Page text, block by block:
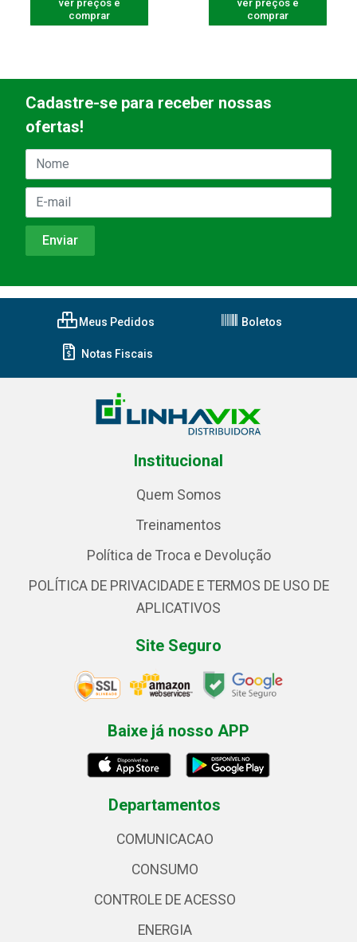
ver preços e
comprar
ver preços e
comprar
Cadastre-se para receber nossas
ofertas!
Meus Pedidos Boletos
Notas Fiscais
Institucional
Quem Somos
Treinamentos
Política de Troca e Devolução
POLÍTICA DE PRIVACIDADE E TERMOS DE USO DE
APLICATIVOS
Site Seguro
Baixe já nosso APP
Departamentos
COMUNICACAO
CONSUMO
CONTROLE DE ACESSO
ENERGIA